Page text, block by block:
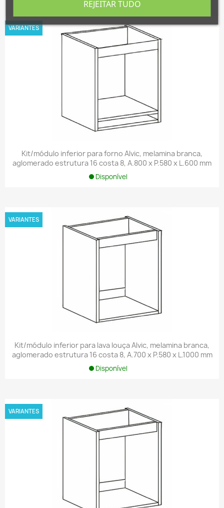
Kit/módulo inferior para forno Alvic, melamina branca,
aglomerado estrutura 16 costa 8, A.800 x P.580 x L.600 mm
Disponível
VARIANTES
Kit/módulo inferior para lava louça Alvic, melamina branca,
aglomerado estrutura 16 costa 8, A.700 x P.580 x L.1000 mm
Disponível
VARIANTES
VARIANTES
REJEITAR TUDO